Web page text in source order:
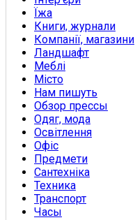
Їжа
Книги, журнали
Компанії, магазини
Ландшафт
Меблі
Місто
Нам пишуть
Обзор прессы
Одяг, мода
Освітлення
Офіс
Предмети
Сантехніка
Техника
Транспорт
Часы